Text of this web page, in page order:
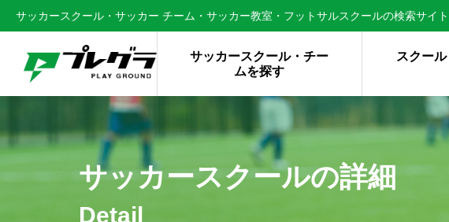
サッカースクール・サッカー チーム・サッカー教室・フットサルスクールの検索サイ
サッカースクール・チー
ムを探す
スクー
サッカースクールの詳細
Detail